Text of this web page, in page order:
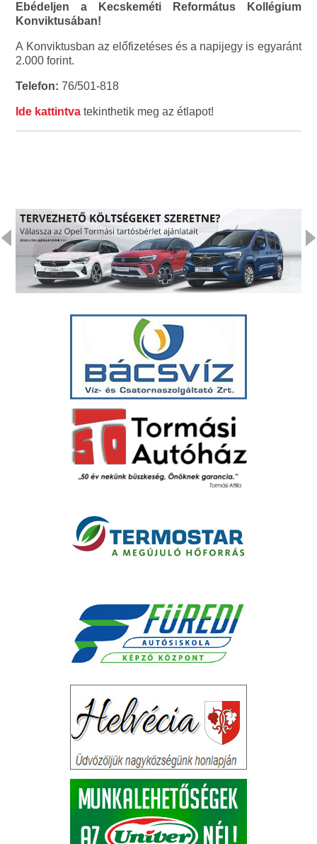
Ebédeljen a Kecskeméti Református Kollégium
Konviktusában!
A Konviktusban az előfizetéses és a napijegy is egyaránt
2.000 forint.
Telefon: 76/501-818
Ide kattintva tekinthetik meg az étlapot!